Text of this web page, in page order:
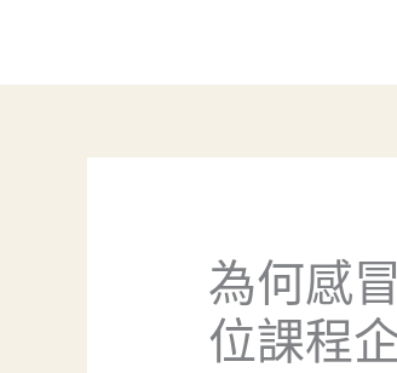
主
為何感
位課程